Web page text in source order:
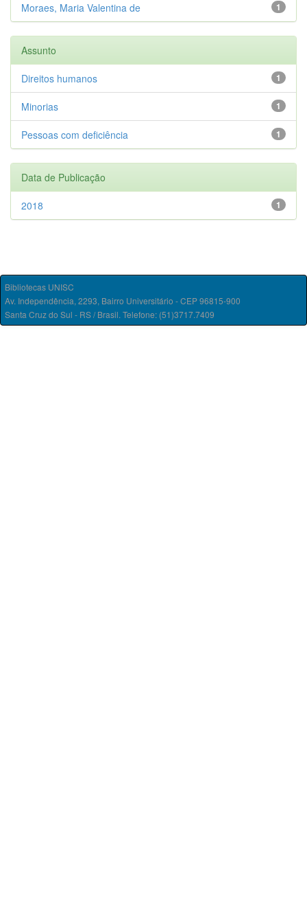
1
Moraes, Maria Valentina de
Assunto
1
Direitos humanos
1
Minorias
1
Pessoas com deficiência
Data de Publicação
1
2018
Bibliotecas UNISC
Av. Independência, 2293, Bairro Universitário - CEP 96815-900
Santa Cruz do Sul - RS / Brasil. Telefone: (51)3717.7409